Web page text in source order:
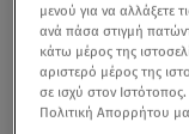
μενού για να αλλάξετε
ανά πάσα στιγμή
κάτω μέρος της
αριστερό μέρος της
σε ισχύ στον
Πολιτική Απορρήτου